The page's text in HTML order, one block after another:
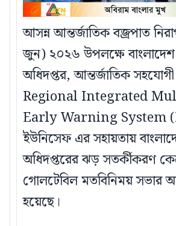
আসন্ন আন্তর্জাতিক বজ্রপাত
জুন) ২০২৬ উপলক্ষে
অধিদপ্তর, আন্তর্জাতিক সহযোগী
Regional Integrated
Early Warning System
ইউনিসেফ এর সহায়তায়
অধিদপ্তরের ঝড় সতর্কীকরণ
গোলটেবিল মতবিনিময় সভার
হয়েছে।